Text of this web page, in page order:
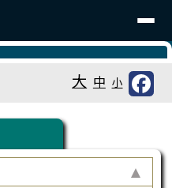
大 中 小